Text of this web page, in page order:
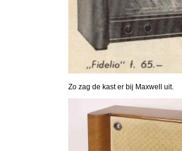
Zo zag de kast er bij Maxwell uit.